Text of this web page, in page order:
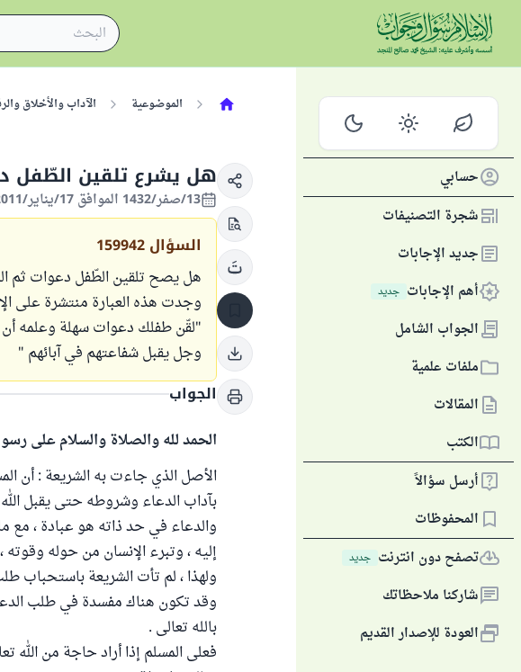
حسابي
شجرة التصنيفات
جديد الإجابات
أهم الإجابات جديد
الجواب الشامل
ملفات علمية
المقالات
الكتب
أرسل سؤالاً
المحفوظات
تصفح دون انترنت جديد
شاركنا ملاحظاتك
العودة للإصدار القديم
الموضوعية الآداب والأخلاق
هل يشرع تلقين الطّفل
13/صفر/1432 الموافق 17/يناير/2011
السؤال 159942
هل يصح تلقين الطّفل دعوات ثم
وجدت هذه العبارة منتشرة على
"لقّن طفلك دعوات سهلة وعلمه أن
وجل يقبل شفاعتهم في آبائهم "
الجواب
الحمد لله والصلاة والسلام على
الأصل الذي جاءت به الشريعة : أن
بآداب الدعاء وشروطه حتى يقبل
والدعاء في حد ذاته هو عبادة ، مع
إليه ، وتبرء الإنسان من حوله
ولهذا ، لم تأت الشريعة باستحباب
وقد تكون هناك مفسدة في طلب
بالله تعالى .
فعلى المسلم إذا أراد حاجة من الله